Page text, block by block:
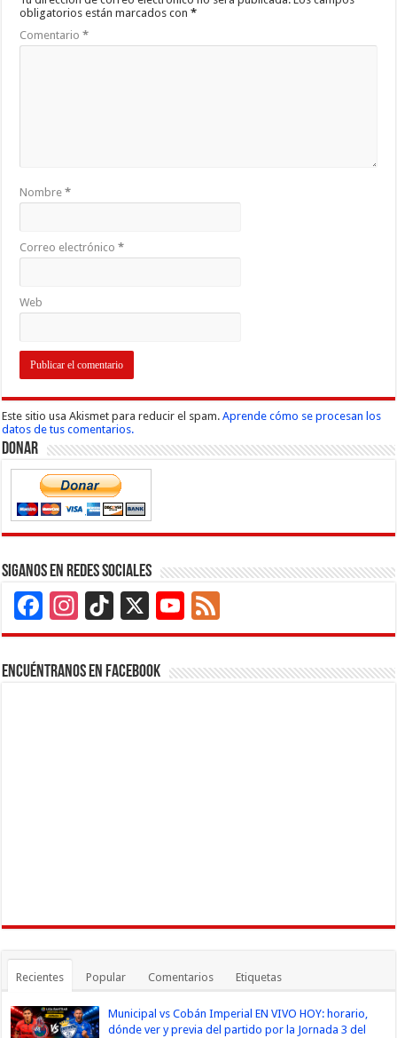
obligatorios están marcados con*
Comentario*
Nombre*
Correo electrónico*
Web
Este sitio usa Akismet para reducir el spam.Aprende cómo se procesan los
datos de tus comentarios.
Donar
Siganos en Redes Sociales
Facebook
Instagram
TikTok
X
YouTube
Channel
Encuéntranos en Facebook
Recientes Popular Comentarios Etiquetas
Municipal vs Cobán Imperial EN VIVO HOY: horario,
dónde ver y previa del partido por la Jornada 3 del